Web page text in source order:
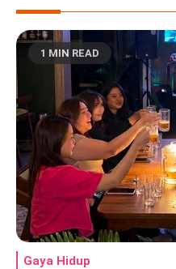
1 MIN READ
Gaya Hidup